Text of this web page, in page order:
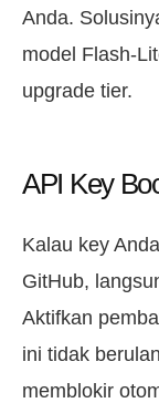
Anda.
model Flash-
upgrade tier.
API Key
Kalau key
GitHub,
Aktifkan
ini tidak
memblokir